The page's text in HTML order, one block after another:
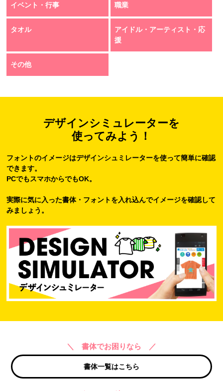
イベント・行事 職業
タオル
アイドル・アーティスト・応
援
その他
デザインシミュレーターを
使ってみよう！
フォントのイメージはデザインシュミレーターを使って簡単に確認
できます。
PCでもスマホからでもOK。
実際に気に入った書体・フォントを入れ込んでイメージを確認して
みましょう。
＼ 書体でお困りなら ／
書体一覧はこちら